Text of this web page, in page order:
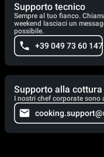
Supporto tecnico
Sempre al tuo fianco.
weekend lasciaci un
possibile.
+39 049 73 60 147
Supporto alla cottura
I nostri chef corporate sono